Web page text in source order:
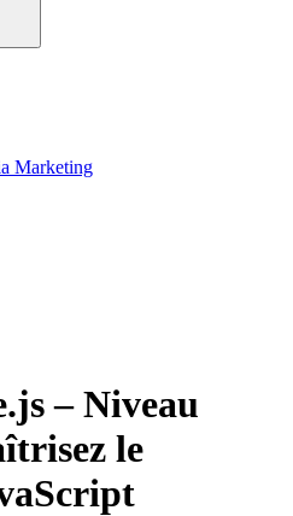
Marketing
– Niveau
le